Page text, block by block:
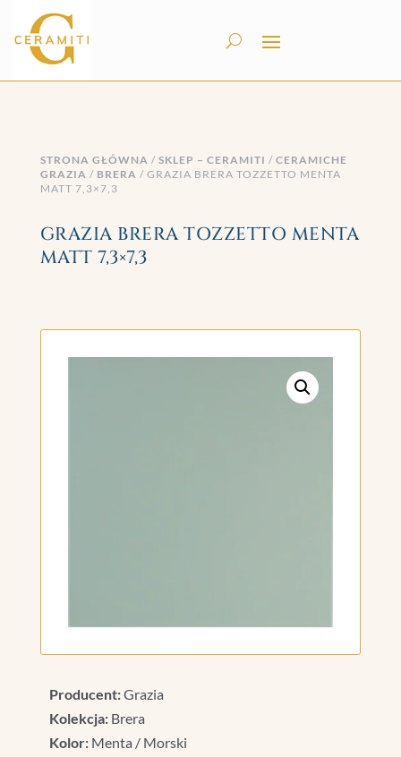
STRONA GŁÓWNA / SKLEP – CERAMITI / CERAMICHE
GRAZIA / BRERA / GRAZIA BRERA TOZZETTO MENTA
MATT 7,3×7,3
GRAZIA BRERA TOZZETTO MENTA
MATT 7,3×7,3
Producent:Grazia
Kolekcja:Brera
Kolor:Menta / Morski